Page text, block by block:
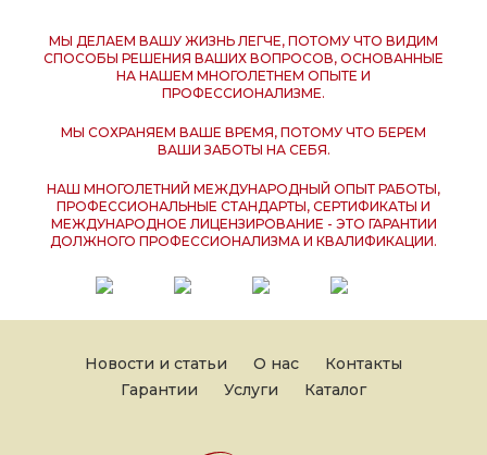
МЫ ДЕЛАЕМ ВАШУ ЖИЗНЬ ЛЕГЧЕ, ПОТОМУ ЧТО ВИДИМ
СПОСОБЫ РЕШЕНИЯ ВАШИХ ВОПРОСОВ, ОСНОВАННЫЕ
НА НАШЕМ МНОГОЛЕТНЕМ ОПЫТЕ И
ПРОФЕССИОНАЛИЗМЕ.
МЫ СОХРАНЯЕМ ВАШЕ ВРЕМЯ, ПОТОМУ ЧТО БЕРЕМ
ВАШИ ЗАБОТЫ НА СЕБЯ.
НАШ МНОГОЛЕТНИЙ МЕЖДУНАРОДНЫЙ ОПЫТ РАБОТЫ,
ПРОФЕССИОНАЛЬНЫЕ СТАНДАРТЫ, СЕРТИФИКАТЫ И
МЕЖДУНАРОДНОЕ ЛИЦЕНЗИРОВАНИЕ - ЭТО ГАРАНТИИ
ДОЛЖНОГО ПРОФЕССИОНАЛИЗМА И КВАЛИФИКАЦИИ.
Новости и статьи О нас
Контакты
Гарантии
Услуги Каталог